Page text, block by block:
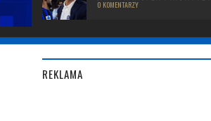
0 KOMENTARZY
REKLAMA